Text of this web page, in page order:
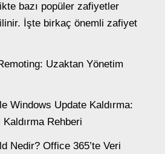
bazı popüler zafiyetler
İşte birkaç önemli zafiyet
Uzaktan Yönetim
Windows Update Kaldırma:
Rehberi
Nedir? Office 365’te Veri